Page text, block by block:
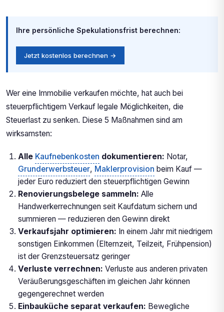
Ihre persönliche Spekulationsfrist berechnen:
Jetzt kostenlos berechnen →
Wer eine Immobilie verkaufen möchte, hat auch bei
steuerpflichtigem Verkauf legale Möglichkeiten, die
Steuerlast zu senken. Diese 5 Maßnahmen sind am
wirksamsten:
Alle Kaufnebenkosten dokumentieren: Notar,
Grunderwerbsteuer, Maklerprovision beim Kauf —
jeder Euro reduziert den steuerpflichtigen Gewinn
Renovierungsbelege sammeln: Alle
Handwerkerrechnungen seit Kaufdatum sichern und
summieren — reduzieren den Gewinn direkt
Verkaufsjahr optimieren: In einem Jahr mit niedrigem
sonstigen Einkommen (Elternzeit, Teilzeit, Frühpension)
ist der Grenzsteuersatz geringer
Verluste verrechnen: Verluste aus anderen privaten
Veräußerungsgeschäften im gleichen Jahr können
gegengerechnet werden
Einbauküche separat verkaufen: Bewegliche